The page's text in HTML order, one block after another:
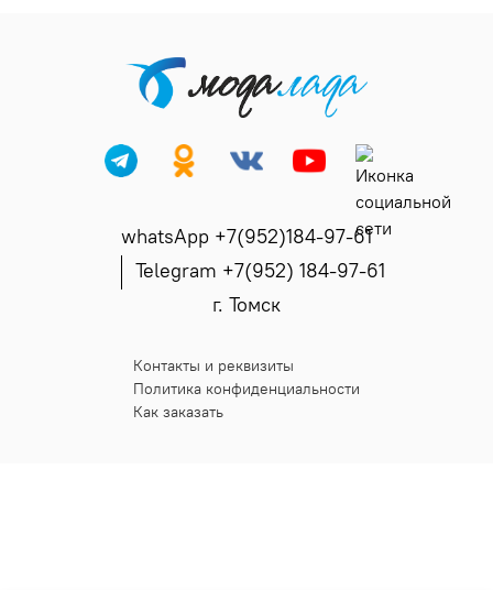
whatsApp +7(952)184-97-61
Telegram +7(952) 184-97-61
г. Томск
Контакты и реквизиты
Политика конфиденциальности
Как заказать